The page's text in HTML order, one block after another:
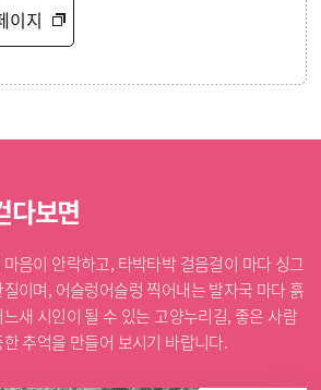
이지
다보면
음이 안락하고, 타박타박 걸음걸이 마다 싱그
이며, 어슬렁어슬렁 찍어내는 발자국 마다 흙
새 시인이 될 수 있는 고양누리길, 좋은 사람
추억을 만들어 보시기 바랍니다.